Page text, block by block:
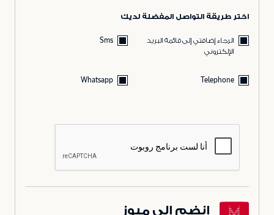
اختر طريقة التواصل المفضلة لديك
الرجاء إضافتي إلى قائمة البريد
الإلكتروني
Sms
Telephone
Whatsapp
إنضم إلى ميوز